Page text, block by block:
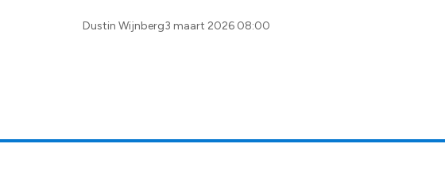
Posted
Dustin Wijnberg3 maart 2026 08:00